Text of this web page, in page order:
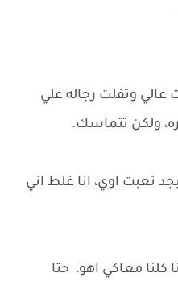
وتفلت رجاله علي
ولكن تتماسك.
تعبت اوي، انا غلط اني
كلنا معاكي اهو، حتا